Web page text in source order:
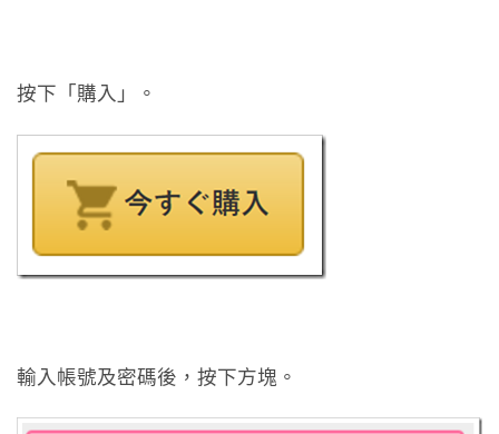
按下「購入」。
輸入帳號及密碼後，按下方塊。